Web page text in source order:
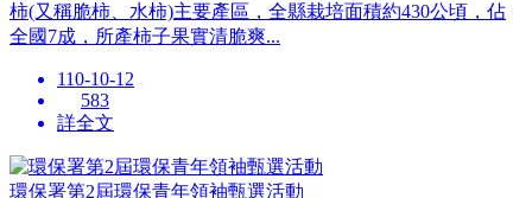
柿(又稱脆柿、水柿)主要產區，全縣栽培面積約430公頃，佔
全國7成，所產柿子果實清脆爽...
110-10-12
583
詳全文
環保署第2屆環保青年領袖甄選活動